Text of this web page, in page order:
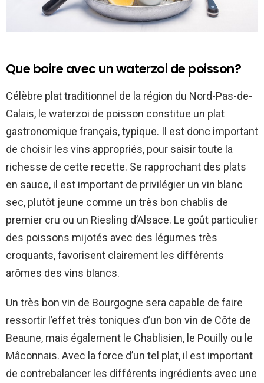
Que boire avec un waterzoi de poisson?
Célèbre plat traditionnel de la région du Nord-Pas-de-
Calais, le waterzoi de poisson constitue un plat
gastronomique français, typique. Il est donc important
de choisir les vins appropriés, pour saisir toute la
richesse de cette recette. Se rapprochant des plats
en sauce, il est important de privilégier un vin blanc
sec, plutôt jeune comme un très bon chablis de
premier cru ou un Riesling d’Alsace. Le goût particulier
des poissons mijotés avec des légumes très
croquants, favorisent clairement les différents
arômes des vins blancs.
Un très bon vin de Bourgogne sera capable de faire
ressortir l’effet très toniques d’un bon vin de Côte de
Beaune, mais également le Chablisien, le Pouilly ou le
Mâconnais. Avec la force d’un tel plat, il est important
de contrebalancer les différents ingrédients avec une